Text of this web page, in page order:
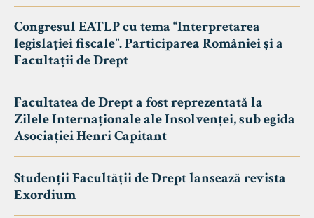
Congresul EATLP cu tema “Interpretarea
legislației fiscale”. Participarea României și a
Facultații de Drept
Facultatea de Drept a fost reprezentată la
Zilele Internaționale ale Insolvenței, sub egida
Asociației Henri Capitant
Studenții Facultății de Drept lansează revista
Exordium